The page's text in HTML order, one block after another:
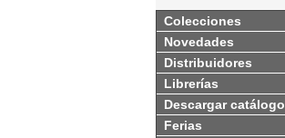
Colecciones
Novedades
Distribuidores
Librerías
Descargar catálogo
Ferias